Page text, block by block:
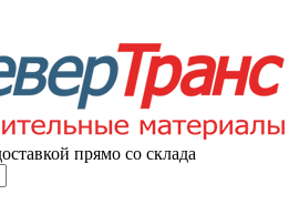
прямо со склада